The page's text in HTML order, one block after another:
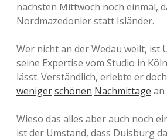
nächsten Mittwoch noch einmal,
Nordmazedonier statt Isländer.
Wer nicht an der Wedau weilt, ist
seine Expertise vom Studio in
lässt. Verständlich, erlebte er
wenigerschönen Nachmittage an
Wieso das alles aber auch noch
ist der Umstand, dass Duisburg